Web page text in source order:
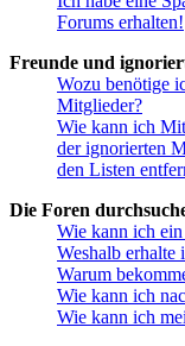
Forums erhalten!
Freunde und
Wozu benötige
Mitglieder?
Wie kann ich
der ignorierten
den Listen
Die Foren
Wie kann ich
Weshalb erhalte
Warum
Wie kann ich
Wie kann ich